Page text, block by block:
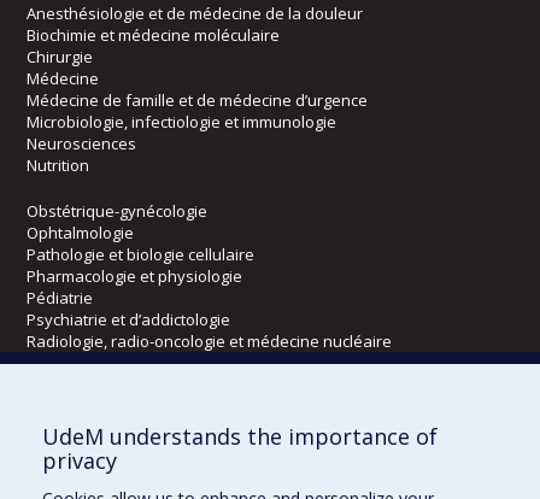
Anesthésiologie et de médecine de la douleur
Biochimie et médecine moléculaire
Chirurgie
Médecine
Médecine de famille et de médecine d’urgence
Microbiologie, infectiologie et immunologie
Neurosciences
Nutrition
Obstétrique-gynécologie
Ophtalmologie
Pathologie et biologie cellulaire
Pharmacologie et physiologie
Pédiatrie
Psychiatrie et d’addictologie
Radiologie, radio-oncologie et médecine nucléaire
Écoles
Kinésiologie et des sciences de l’activité physique
Orthophonie et audiologie
UdeM understands the importance of
privacy